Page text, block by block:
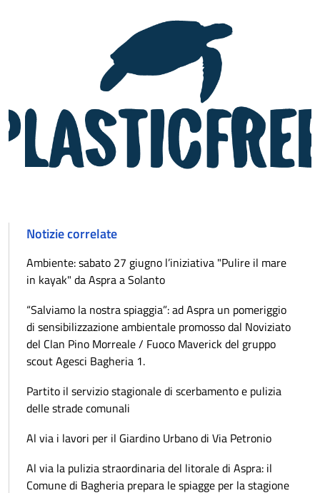
Notizie correlate
​Ambiente: sabato 27 giugno l’iniziativa "Pulire il mare
in kayak" da Aspra a Solanto
“Salviamo la nostra spiaggia”: ad Aspra un pomeriggio
di sensibilizzazione ambientale promosso dal Noviziato
del Clan Pino Morreale / Fuoco Maverick del gruppo
scout Agesci Bagheria 1.
Partito il servizio stagionale di scerbamento e pulizia
delle strade comunali
Al via i lavori per il Giardino Urbano di Via Petronio
Al via la pulizia straordinaria del litorale di Aspra: il
Comune di Bagheria prepara le spiagge per la stagione